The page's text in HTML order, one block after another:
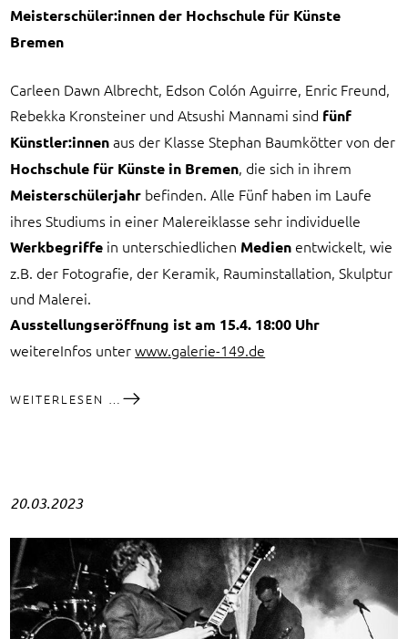
Meisterschüler:innen der Hochschule für Künste
Bremen
Carleen Dawn Albrecht, Edson Colón Aguirre, Enric Freund,
Rebekka Kronsteiner und Atsushi Mannami sind fünf
Künstler:innenaus der Klasse Stephan Baumkötter von der
Hochschule für Künste in Bremen, die sich in ihrem
Meisterschülerjahr befinden. Alle Fünf haben im Laufe
ihres Studiums in einer Malereiklasse sehr individuelle
Werkbegriffe in unterschiedlichen Medien entwickelt, wie
z.B. der Fotografie, der Keramik, Rauminstallation, Skulptur
und Malerei.
Ausstellungseröffnung ist am 15.4. 18:00 Uhr
weitereInfos unterwww.galerie-149.de
WEITERLESEN … MEISTERSCHÜLER*INNEN
20.03.2023